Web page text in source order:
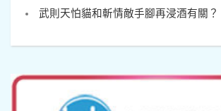
武則天怕貓和斬情敵手腳再浸酒有關？